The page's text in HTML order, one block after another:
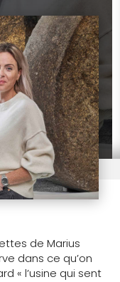
de Marius
dans ce qu’on
« l’usine qui sent